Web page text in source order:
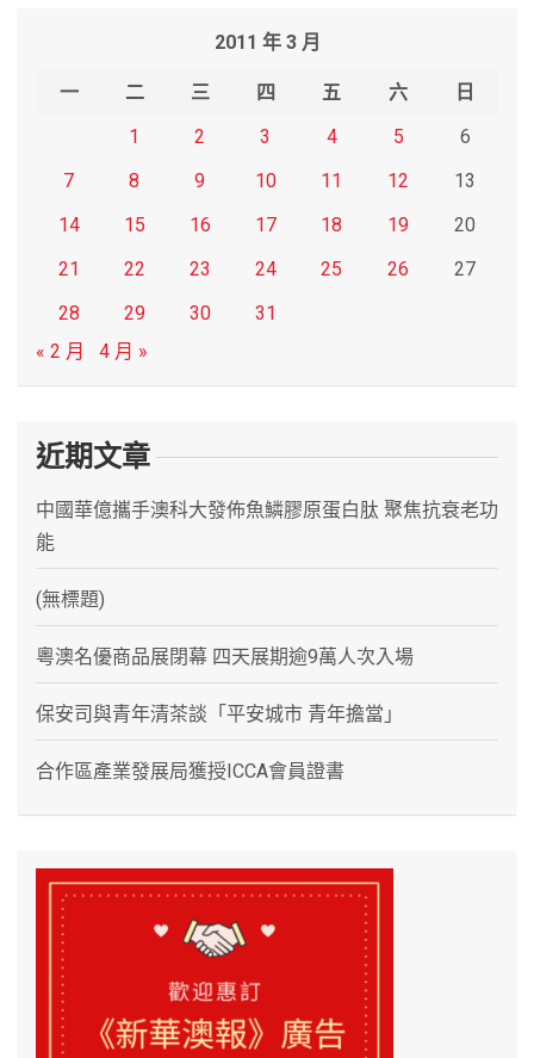
2011 年 3 月
一 二 三 四 五 六
日
1
2 3 4 5
6
7
8 9 10 11 12
13
14
15 16 17 18 19
20
21
22 23 24 25 26
27
28
29 30
31
« 2 月
4 月 »
近期文章
中國華億攜手澳科大發佈魚鱗膠原蛋白肽 聚焦抗衰老功
能
(無標題)
粵澳名優商品展閉幕 四天展期逾9萬人次入場
保安司與青年清茶談「平安城市 青年擔當」
合作區產業發展局獲授ICCA會員證書